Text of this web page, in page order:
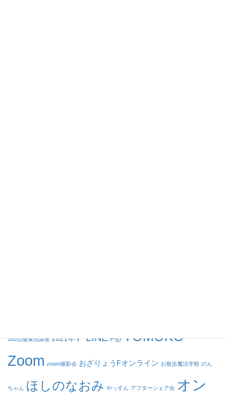
100点健康法講座 2021年 F LINE F塾 TOMOKO
Zoom zoom撮影会 おざりょうFオンライン お散歩魔法学校 のん
ちゃん ほしのなおみ やっすん アフターシェア会 オン